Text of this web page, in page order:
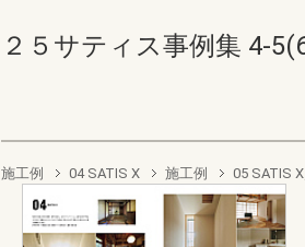
２５サティス事例集 4-
施工例 04 SATIS X 施工例 05 SATIS